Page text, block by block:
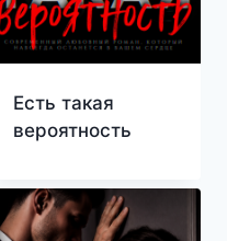
Есть такая
вероятность